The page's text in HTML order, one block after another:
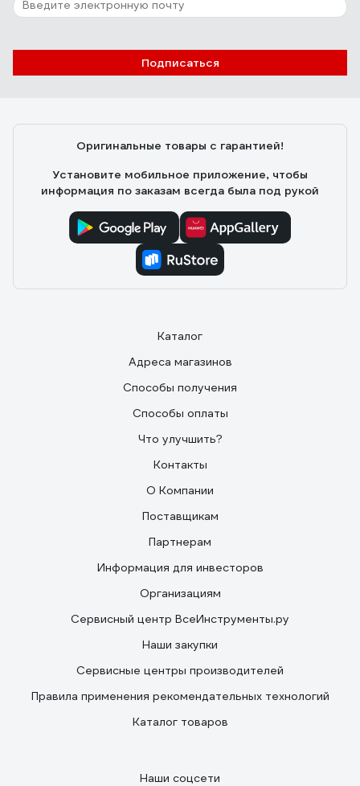
Подписаться
Оригинальные товары с гарантией!
Установите мобильное приложение, чтобы
информация по заказам всегда была под рукой
Каталог
Адреса магазинов
Способы получения
Способы оплаты
Что улучшить?
Контакты
О Компании
Поставщикам
Партнерам
Информация для инвесторов
Организациям
Сервисный центр ВсеИнструменты.ру
Наши закупки
Сервисные центры производителей
Правила применения рекомендательных технологий
Каталог товаров
Наши соцсети